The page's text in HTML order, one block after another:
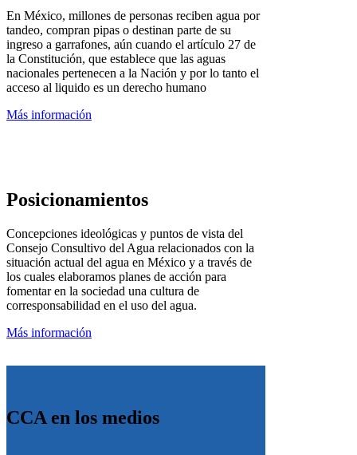
En México, millones de personas reciben agua por
tandeo, compran pipas o destinan parte de su
ingreso a garrafones, aún cuando el artículo 27 de
la Constitución, que establece que las aguas
nacionales pertenecen a la Nación y por lo tanto el
acceso al liquido es un derecho humano
Más información
Posicionamientos
Concepciones ideológicas y puntos de vista del
Consejo Consultivo del Agua relacionados con la
situación actual del agua en México y a través de
los cuales elaboramos planes de acción para
fomentar en la sociedad una cultura de
corresponsabilidad en el uso del agua.
Más información
CCA en los medios